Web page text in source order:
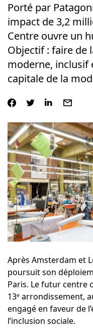
Porté par
impact de 3,2
Centre ouvre un
Objectif : faire de
moderne, inclusif
capitale de la
Après Amsterdam et
poursuit son
Paris. Le futur centre
13ᵉ arrondissement,
engagé en faveur de
l’inclusion sociale.